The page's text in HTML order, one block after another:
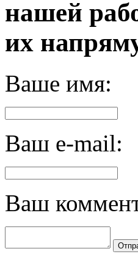
нашей
их
Ваше имя:
Ваш e-mail:
Ваш